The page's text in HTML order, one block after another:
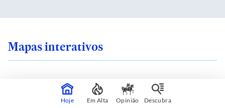
Mapas interativos
Hoje Em Alta Opinião Descubra